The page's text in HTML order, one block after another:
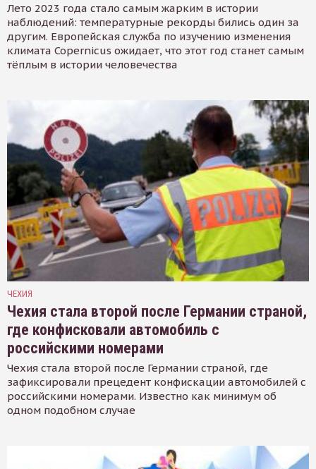
Лето 2023 года стало самым жарким в истории
наблюдений: температурные рекорды бились один за
другим. Европейская служба по изучению изменения
климата Copernicus ожидает, что этот год станет самым
тёплым в истории человечества
ЧЕХИЯ
Чехия стала второй после Германии страной,
где конфисковали автомобиль с
российскими номерами
Чехия стала второй после Германии страной, где
зафиксировали прецедент конфискации автомобилей с
российскими номерами. Известно как минимум об
одном подобном случае